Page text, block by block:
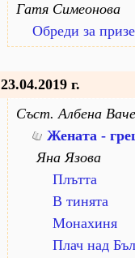
Гатя Симеонова
Обреди за
23.04.2019 г.
Съст. Албена
Жената -
Яна Язова
Плътта
В тинята
Монахиня
Плач над